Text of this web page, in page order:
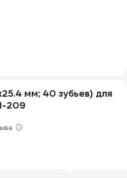
мм; 40 зубьев) для
209